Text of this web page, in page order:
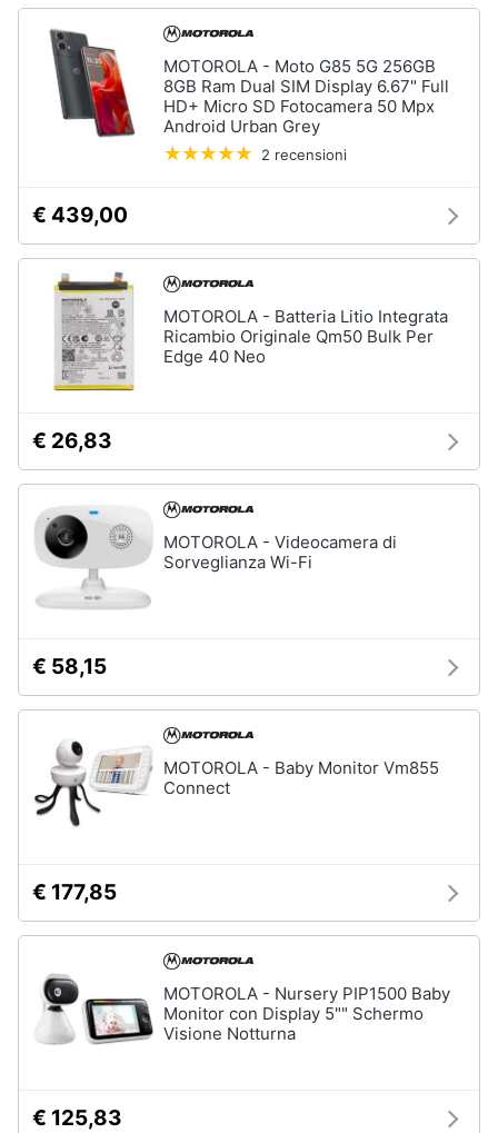
Brico
e
Giardinaggio
Salute
Beauty
Giocattoli
Prima
infanzia
Fotografia
Casalinghi
Abbigliamento
Sport
Animali
Libri,
cd
Festività
ricorrenze
Promozioni
MOTOROLA - Moto G85 5G 256GB
8GB Ram Dual SIM Display 6.67" Full
HD+ Micro SD Fotocamera 50 Mpx
Android Urban Grey
2 recensioni
€ 439,00
MOTOROLA - Batteria Litio Integrata
Ricambio Originale Qm50 Bulk Per
Edge 40 Neo
€ 26,83
MOTOROLA - Videocamera di
Sorveglianza Wi-Fi
€ 58,15
MOTOROLA - Baby Monitor Vm855
Connect
€ 177,85
MOTOROLA - Nursery PIP1500 Baby
Monitor con Display 5"" Schermo
Visione Notturna
€ 125,83